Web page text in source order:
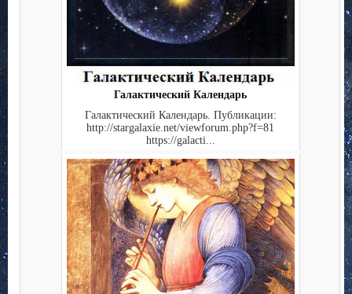
Галактический Календарь
Галактический Календарь. Публикации:
http://stargalaxie.net/viewforum.php?f=81
https://galacti...